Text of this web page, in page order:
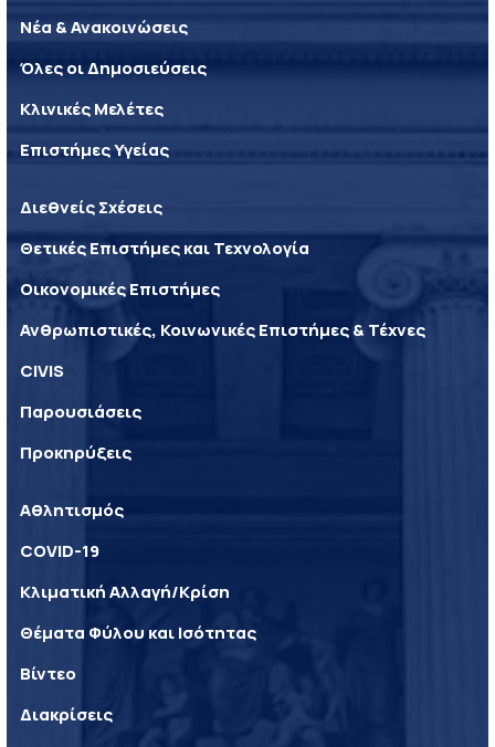
Νέα & Ανακοινώσεις
Όλες οι Δημοσιεύσεις
Κλινικές Μελέτες
Επιστήμες Υγείας
Διεθνείς Σχέσεις
Θετικές Επιστήμες και Τεχνολογία
Οικονομικές Επιστήμες
Ανθρωπιστικές, Κοινωνικές Επιστήμες & Τέχνες
CIVIS
Παρουσιάσεις
Προκηρύξεις
Αθλητισμός
COVID-19
Κλιματική Αλλαγή/Κρίση
Θέματα Φύλου και Ισότητας
Βίντεο
Διακρίσεις